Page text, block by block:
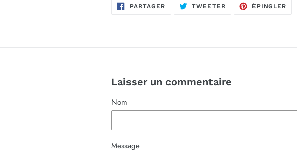
PARTAGERPARTAGER
SUR
TWEETERTWEETER
SUR
ÉPINGLER
Laisser un commentaire
Nom
Message